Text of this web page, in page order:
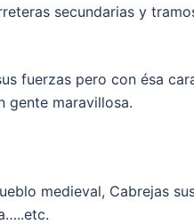
secundarias y
fuerzas pero con ésa
gente maravillosa.
medieval, Cabrejas